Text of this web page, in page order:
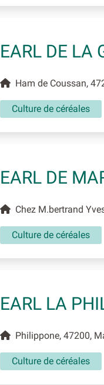
EARL DE LA
Ham de Coussan,
Culture de céréales
EARL DE
Chez M.bertrand
Culture de céréales
EARL LA
Philippone, 47200,
Culture de céréales